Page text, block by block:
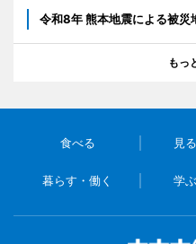
令和8年 熊本地震による被災
もっ
食べる 見
暮らす・働く 学